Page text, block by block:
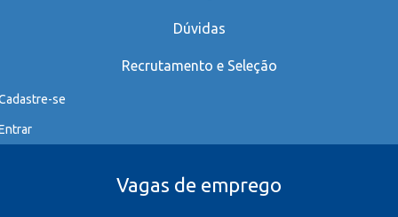
Dúvidas
Recrutamento e Seleção
se
Vagas de emprego